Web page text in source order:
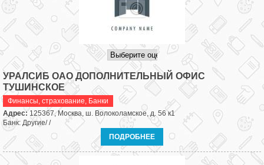
УРАЛСИБ ОАО ДОПОЛНИТЕЛЬНЫЙ ОФИС
ТУШИНСКОЕ
Финансы, страхование, Банки
Адрес: 125367, Москва, ш. Волоколамское, д. 56 к1
Банк: Другие/ /
ПОДРОБНЕЕ